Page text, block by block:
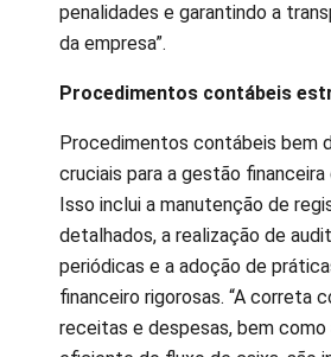
penalidades e garantindo a
da empresa”.
Procedimentos contábeis
Procedimentos contábeis bem
cruciais para a gestão financeira
Isso inclui a manutenção de
detalhados, a realização de
periódicas e a adoção de
financeiro rigorosas. “A correta
receitas e despesas, bem